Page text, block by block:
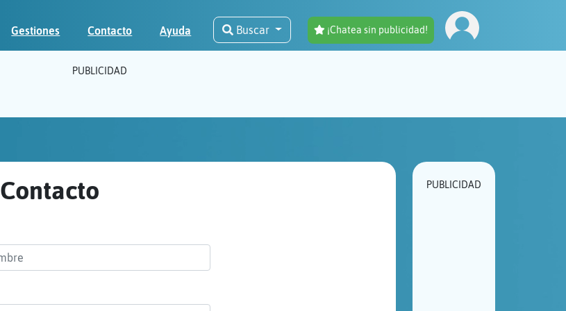
Gestiones Contacto Ayuda Buscar ¡Chatea sin publicidad!
PUBLICIDAD
Contacto PUBLICIDAD